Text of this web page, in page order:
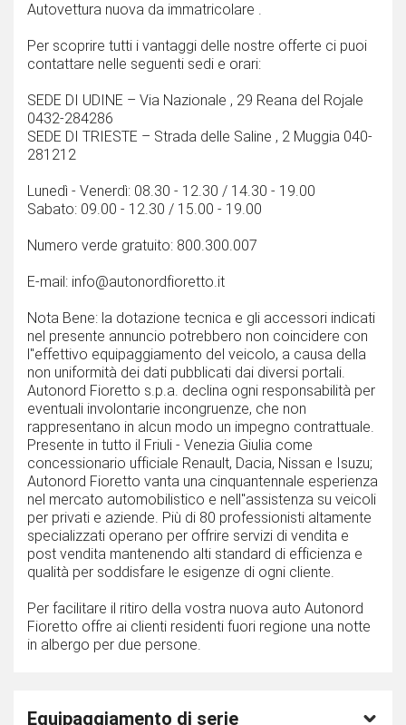
Autovettura nuova da immatricolare .
Per scoprire tutti i vantaggi delle nostre offerte ci puoi
contattare nelle seguenti sedi e orari:
SEDE DI UDINE – Via Nazionale , 29 Reana del Rojale
0432-284286
SEDE DI TRIESTE – Strada delle Saline , 2 Muggia 040-
281212
Lunedì - Venerdì: 08.30 - 12.30 / 14.30 - 19.00
Sabato: 09.00 - 12.30 / 15.00 - 19.00
Numero verde gratuito: 800.300.007
E-mail: info@autonordfioretto.it
Nota Bene: la dotazione tecnica e gli accessori indicati
nel presente annuncio potrebbero non coincidere con
l''effettivo equipaggiamento del veicolo, a causa della
non uniformità dei dati pubblicati dai diversi portali.
Autonord Fioretto s.p.a. declina ogni responsabilità per
eventuali involontarie incongruenze, che non
rappresentano in alcun modo un impegno contrattuale.
Presente in tutto il Friuli - Venezia Giulia come
concessionario ufficiale Renault, Dacia, Nissan e Isuzu;
Autonord Fioretto vanta una cinquantennale esperienza
nel mercato automobilistico e nell''assistenza su veicoli
per privati e aziende. Più di 80 professionisti altamente
specializzati operano per offrire servizi di vendita e
post vendita mantenendo alti standard di efficienza e
qualità per soddisfare le esigenze di ogni cliente.
Per facilitare il ritiro della vostra nuova auto Autonord
Fioretto offre ai clienti residenti fuori regione una notte
in albergo per due persone.
Equipaggiamento di serie